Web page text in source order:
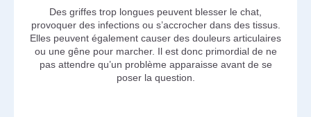
Des griffes trop longues peuvent blesser le chat,
provoquer des infections ou s’accrocher dans des tissus.
Elles peuvent également causer des douleurs articulaires
ou une gêne pour marcher. Il est donc primordial de ne
pas attendre qu’un problème apparaisse avant de se
poser la question.